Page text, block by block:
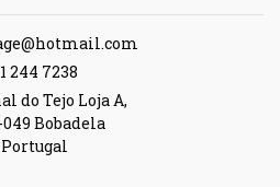
244 7238
do Tejo Loja A,
049 Bobadela
Portugal